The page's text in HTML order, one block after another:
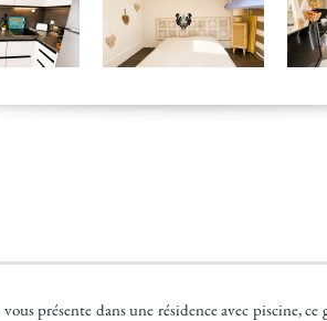
présente dans une résidence avec piscine,